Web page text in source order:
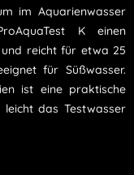
im Aquarienwasser
K einen
reicht für etwa 25
für Süßwasser.
ist eine praktische
das Testwasser